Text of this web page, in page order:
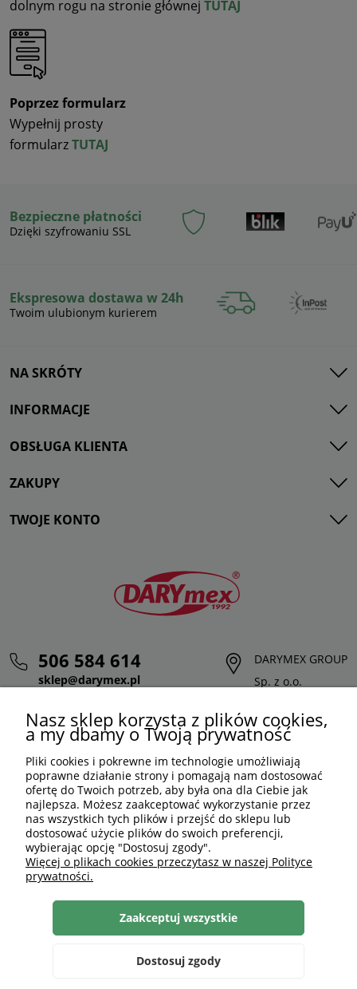
dolnym rogu na stronie głównej TUTAJ
Poprzez formularz
Wypełnij prosty
formularzTUTAJ
Bezpieczne płatności
Dzięki szyfrowaniu SSL
Ekspresowa dostawa w 24h
Twoim ulubionym kurierem
NA SKRÓTY
INFORMACJE
OBSŁUGA KLIENTA
ZAKUPY
TWOJE KONTO
506 584 614
sklep@darymex.pl
DARYMEX GROUP
Sp. z o.o.
32-620 Brzeszcze
PLN PL
Nasz sklep korzysta z plików cookies,
a my dbamy o Twoją prywatność
Pliki cookies i pokrewne im technologie umożliwiają
poprawne działanie strony i pomagają nam dostosować
ofertę do Twoich potrzeb, aby była ona dla Ciebie jak
najlepsza. Możesz zaakceptować wykorzystanie przez
nas wszystkich tych plików i przejść do sklepu lub
dostosować użycie plików do swoich preferencji,
wybierając opcję "Dostosuj zgody".
Więcej o plikach cookies przeczytasz w naszej Polityce
prywatności.
Dostosuj zgody
Zaakceptuj wszystkie